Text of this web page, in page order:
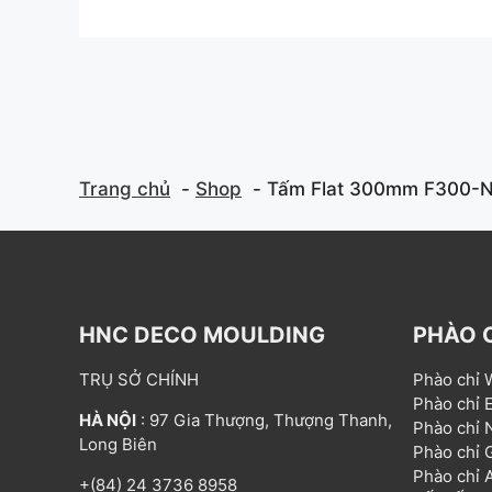
Trang chủ Shop Tấm Flat 300mm F300-
HNC DECO MOULDING
TRỤ SỞ CHÍNH
HÀ NỘI : 97 Gia Thượng, Thượng Thanh,
Long Biên
+(84) 24 3736 8958
PHÀO
Phào chỉ
Phào chỉ
Phào chỉ
Phào chỉ
Phào chỉ